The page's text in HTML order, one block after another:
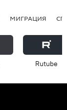
МИГРАЦИЯ
Rutube